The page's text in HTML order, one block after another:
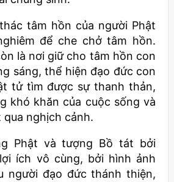
tâm hồn của người Phật
để che chở tâm hồn.
là nơi giữ cho tâm hồn con
sáng, thể hiện đạo đức con
tử tìm được sự thanh thản,
khó khăn của cuộc sống và
nghịch cảnh.
Phật và tượng Bồ tát bởi
ích vô cùng, bởi hình ảnh
người đạo đức thánh thiện,